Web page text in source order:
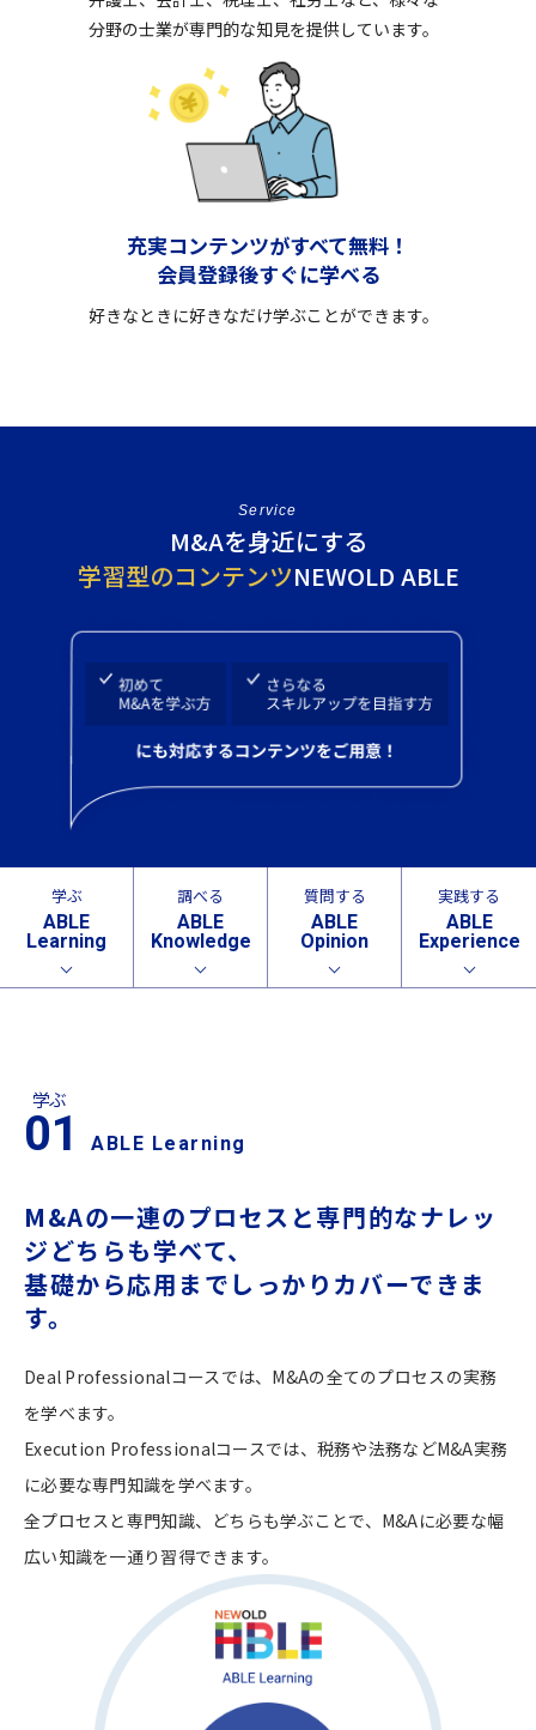
分野の士業が専門的な知見を提供しています。
充実コンテンツがすべて無料！
会員登録後すぐに学べる
好きなときに好きなだけ学ぶことができます。
Service
M&Aを身近にする
学習型のコンテンツNEWOLD ABLE
学ぶ
ABLE
Learning
調べる
ABLE
Knowledge
質問する
ABLE
Opinion
実践する
ABLE
Experience
学ぶ
01 ABLE Learning
M&Aの一連のプロセスと専門的なナレッ
ジどちらも学べて、
基礎から応用までしっかりカバーできま
す。
Deal Professionalコースでは、M&Aの全てのプロセスの実務
を学べます。
Execution Professionalコースでは、税務や法務などM&A実務
に必要な専門知識を学べます。
全プロセスと専門知識、どちらも学ぶことで、M&Aに必要な幅
広い知識を一通り習得できます。